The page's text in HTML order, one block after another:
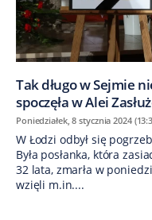
Tak długo w Sejmie
spoczęła w Alei
Poniedziałek, 8 stycznia 2024
W Łodzi odbył się
Była posłanka, która
32 lata, zmarła w
wzięli m.in....